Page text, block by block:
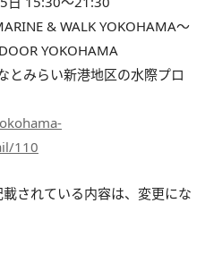
& WALK YOKOHAMA～
YOKOHAMA
とみらい新港地区の水際プロ
110
されている内容は、変更にな